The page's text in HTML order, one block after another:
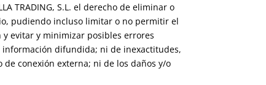
TRADING, S.L. el derecho de eliminar o
pudiendo incluso limitar o no permitir el
y evitar y minimizar posibles errores
información difundida; ni de inexactitudes,
conexión externa; ni de los daños y/o